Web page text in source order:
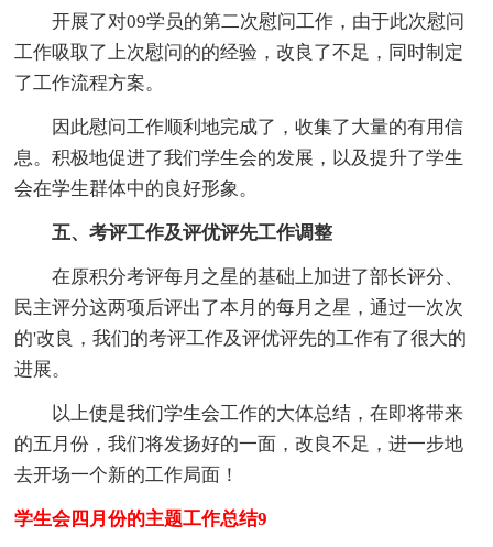
开展了对09学员的第二次慰问工作，由于此次慰问
工作吸取了上次慰问的的经验，改良了不足，同时制定
了工作流程方案。
因此慰问工作顺利地完成了，收集了大量的有用信
息。积极地促进了我们学生会的发展，以及提升了学生
会在学生群体中的良好形象。
五、考评工作及评优评先工作调整
在原积分考评每月之星的基础上加进了部长评分、
民主评分这两项后评出了本月的每月之星，通过一次次
的'改良，我们的考评工作及评优评先的工作有了很大的
进展。
以上使是我们学生会工作的大体总结，在即将带来
的五月份，我们将发扬好的一面，改良不足，进一步地
去开场一个新的工作局面！
学生会四月份的主题工作总结9